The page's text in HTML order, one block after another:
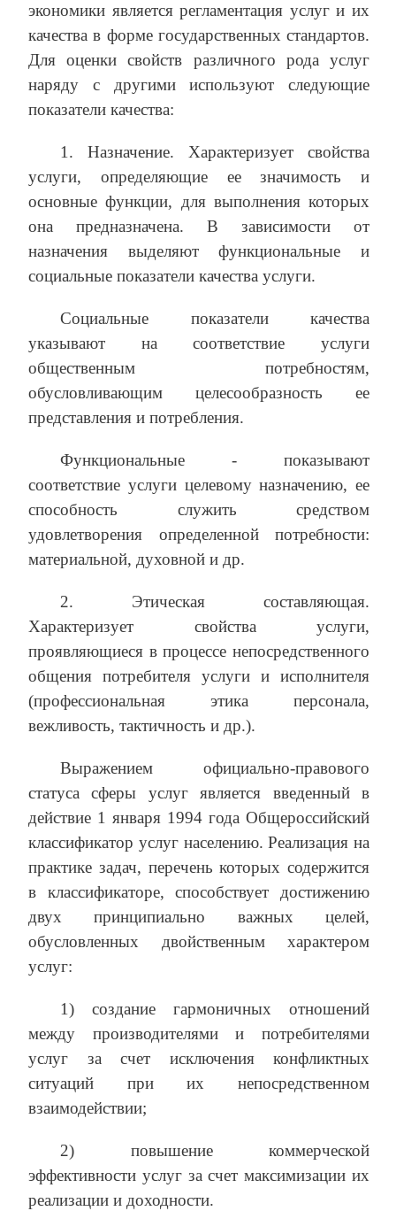
экономики является регламентация услуг и их
качества в форме государственных стандартов.
Для оценки свойств различного рода услуг
наряду с другими используют следующие
показатели качества:
1. Назначение. Характеризует свойства
услуги, определяющие ее значимость и
основные функции, для выполнения которых
она предназначена. В зависимости от
назначения выделяют функциональные и
социальные показатели качества услуги.
Социальные показатели качества
указывают на соответствие услуги
общественным потребностям,
обусловливающим целесообразность ее
представления и потребления.
Функциональные - показывают
соответствие услуги целевому назначению, ее
способность служить средством
удовлетворения определенной потребности:
материальной, духовной и др.
2. Этическая составляющая.
Характеризует свойства услуги,
проявляющиеся в процессе непосредственного
общения потребителя услуги и исполнителя
(профессиональная этика персонала,
вежливость, тактичность и др.).
Выражением официально-правового
статуса сферы услуг является введенный в
действие 1 января 1994 года Общероссийский
классификатор услуг населению. Реализация на
практике задач, перечень которых содержится
в классификаторе, способствует достижению
двух принципиально важных целей,
обусловленных двойственным характером
услуг:
1) создание гармоничных отношений
между производителями и потребителями
услуг за счет исключения конфликтных
ситуаций при их непосредственном
взаимодействии;
2) повышение коммерческой
эффективности услуг за счет максимизации их
реализации и доходности.